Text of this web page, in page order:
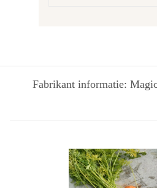
Fabrikant informatie: